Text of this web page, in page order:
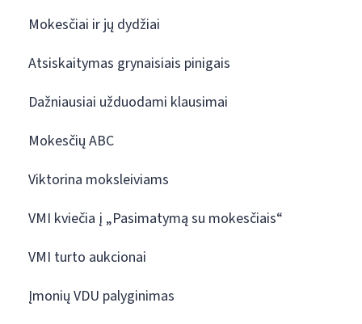
Mokesčiai ir jų dydžiai
Atsiskaitymas grynaisiais pinigais
Dažniausiai užduodami klausimai
Mokesčių ABC
Viktorina moksleiviams
VMI kviečia į „Pasimatymą su mokesčiais“
VMI turto aukcionai
Įmonių VDU palyginimas